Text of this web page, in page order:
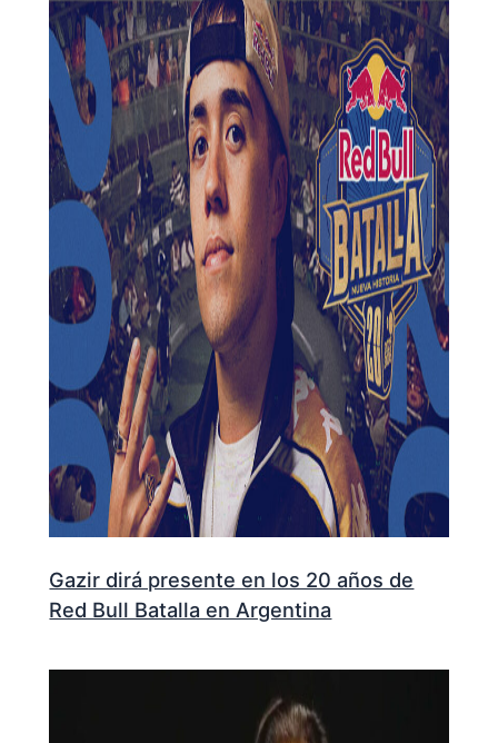
Gazir dirá presente en los 20 años de
Red Bull Batalla en Argentina